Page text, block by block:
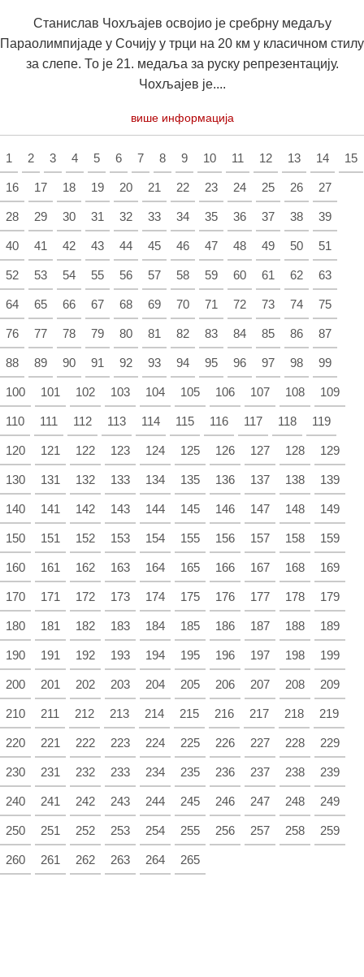
Станислав Чохљајев освојио је сребрну медаљу
Параолимпијаде у Сочију у трци на 20 км у класичном стилу
за слепе. То је 21. медаља за руску репрезентацију.
Чохљајев је....
више информација
1 2 3 4 5 6 7 8 9 10 11 12 13 14 15
16 17 18 19 20 21 22 23 24 25 26 27
28 29 30 31 32 33 34 35 36 37 38 39
40 41 42 43 44 45 46 47 48 49 50 51
52 53 54 55 56 57 58 59 60 61 62 63
64 65 66 67 68 69 70 71 72 73 74 75
76 77 78 79 80 81 82 83 84 85 86 87
88 89 90 91 92 93 94 95 96 97 98 99
100 101 102 103 104 105 106 107 108 109
110 111 112 113 114 115 116 117 118 119
120 121 122 123 124 125 126 127 128 129
130 131 132 133 134 135 136 137 138 139
140 141 142 143 144 145 146 147 148 149
150 151 152 153 154 155 156 157 158 159
160 161 162 163 164 165 166 167 168 169
170 171 172 173 174 175 176 177 178 179
180 181 182 183 184 185 186 187 188 189
190 191 192 193 194 195 196 197 198 199
200 201 202 203 204 205 206 207 208 209
210 211 212 213 214 215 216 217 218 219
220 221 222 223 224 225 226 227 228 229
230 231 232 233 234 235 236 237 238 239
240 241 242 243 244 245 246 247 248 249
250 251 252 253 254 255 256 257 258 259
260 261 262 263 264 265